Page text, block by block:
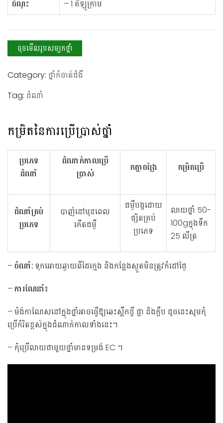
ចំណុះ
– 1 គីឡូក្រាម
ចុចមើលរូបសម្បកថ្នាំ
Category: ថ្នាំកំចាត់ជំងឺ
Tag: ដំណាំ
កម្រិតនៃការប្រើប្រាស់ថ្នាំ
ប្រភេទ
ដំណាំ
ដំណាក់កាលប្រើ
ប្រាស់
កត្តាចង្រៃ កម្រិតប្រើ
ដំណាំគ្រប់
ប្រភេទ
បាញ់នៅមុនពេល
កើតជម្ងឺ
ជម្ងឺបង្កដោយ
ផ្សិតគ្រប់
ប្រភេទ
លាយថ្នាំ 50-
100gក្នុងទឹក
25 លីត្រ
–ចំណាំ: ទុកអោយឆ្ងាយពីដៃក្មេង និងកន្លែងស្ងួតមិនត្រូវកំដៅថ្ងៃ
–ការណែនាំ៖
– ម៉ង់កាណែសនៅក្នុងថ្នាំអាចធ្វើឱ្យឆេះស្លឹកខ្ចី ផ្កា និងក្តឹប ដូចនេះសូមកុំ
ប្រើកំរិតខ្ពស់ក្នុងដំណាក់កាលទាំងនេះ។
– កុំប្រើលាយជាមួយថ្នាំមានទម្រង់ EC ។